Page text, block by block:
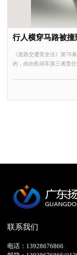
行人横穿马路被撞
《道路交通安全法》第76
的，由在机动车第三者责
联系我们
电话：13928676866